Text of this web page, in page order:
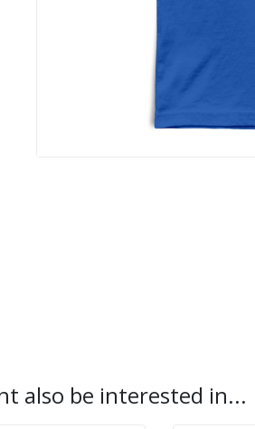
also be interested in...